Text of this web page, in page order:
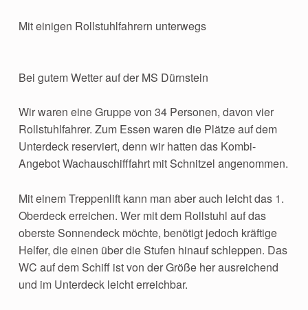
Mit einigen Rollstuhlfahrern unterwegs
Bei gutem Wetter auf der MS Dürnstein
Wir waren eine Gruppe von 34 Personen, davon vier
Rollstuhlfahrer. Zum Essen waren die Plätze auf dem
Unterdeck reserviert, denn wir hatten das Kombi-
Angebot Wachauschifffahrt mit Schnitzel angenommen.
Mit einem Treppenlift kann man aber auch leicht das 1.
Oberdeck erreichen. Wer mit dem Rollstuhl auf das
oberste Sonnendeck möchte, benötigt jedoch kräftige
Helfer, die einen über die Stufen hinauf schleppen. Das
WC auf dem Schiff ist von der Größe her ausreichend
und im Unterdeck leicht erreichbar.